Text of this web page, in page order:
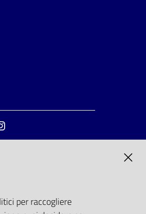
per raccogliere